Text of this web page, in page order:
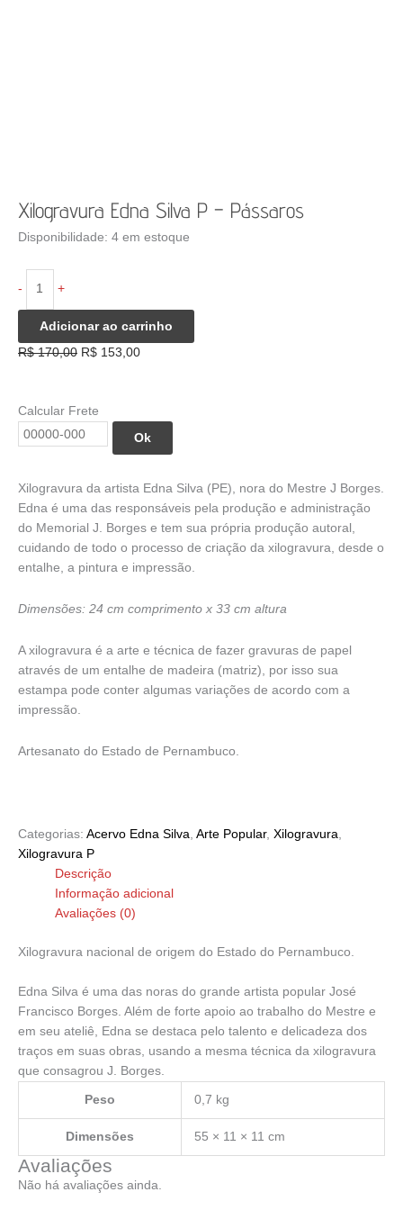
Xilogravura Edna Silva P – Pássaros
R$170,00 O
era:
R$ 170,00.
R$ 153,00O
R$ 153,00.
Xilogravura da artista Edna Silva (PE), nora do Mestre J Borges.
Edna é uma das responsáveis pela produção e administração
do Memorial J. Borges e tem sua própria produção autoral,
cuidando de todo o processo de criação da xilogravura, desde o
entalhe, a pintura e impressão.
Dimensões: 24 cm comprimento x 33 cm altura
A xilogravura é a arte e técnica de fazer gravuras de papel
através de um entalhe de madeira (matriz), por isso sua
estampa pode conter algumas variações de acordo com a
impressão.
Artesanato do Estado de Pernambuco.
Disponibilidade: 4 em estoque
-
-
+
Adicionar ao carrinho
Categorias: Acervo Edna Silva, Arte Popular, Xilogravura,
Xilogravura P
Calcular Frete
Ok
Descrição
Informação adicional
Avaliações (0)
Xilogravura nacional de origem do Estado do Pernambuco.
Edna Silva é uma das noras do grande artista popular José
Francisco Borges. Além de forte apoio ao trabalho do Mestre e
em seu ateliê, Edna se destaca pelo talento e delicadeza dos
traços em suas obras, usando a mesma técnica da xilogravura
que consagrou J. Borges.
Peso 0,7 kg
Dimensões 55 × 11 × 11 cm
Avaliações
Não há avaliações ainda.